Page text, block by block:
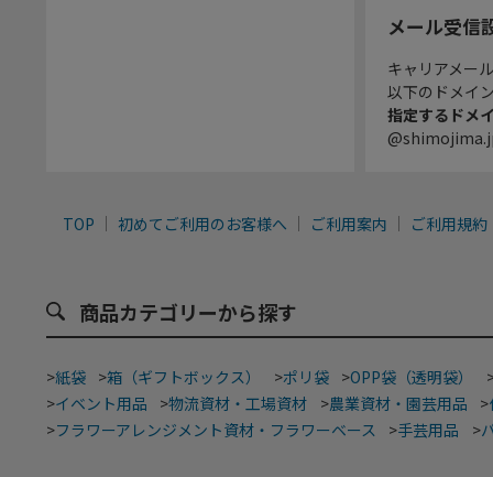
メール受信
キャリアメー
以下のドメイ
指定するドメ
TOP 初めてご利用のお客様へ ご利用案内 ご利用規約
商品カテゴリーから探す
>紙袋 >箱（ギフトボックス） >ポリ袋 >OPP袋（透明袋）
>イベント用品 >物流資材・工場資材 >農業資材・園芸用品 >
>フラワーアレンジメント資材・フラワーベース >手芸用品 >